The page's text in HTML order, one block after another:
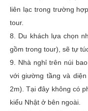
liên lạc trong trường
tour.
8. Du khách lựa chọn
gồm trong tour), sẽ tự
9. Nhà nghỉ trên núi
với giường tầng và
2m). Tại đây không có
kiểu Nhật ở bên ngoài.